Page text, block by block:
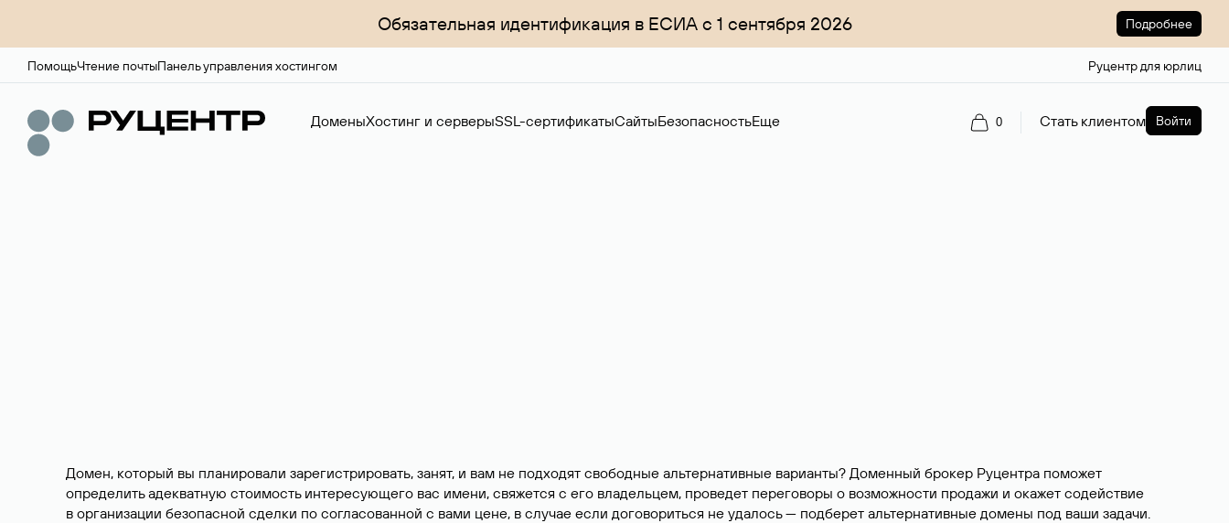
Обязательная идентификация в ЕСИА с 1 сентября 2026 Подробнее
ПомощьЧтение почтыПанель управления хостингом Руцентр для юрлиц
ДоменыХостинг и серверыSSL-сертификатыСайтыБезопасностьЕще 0 Стать клиентом Войти
Домен, который вы планировали зарегистрировать, занят, и вам не подходят свободные альтернативные варианты? Доменный брокер Руцентра поможет
определить адекватную стоимость интересующего вас имени, свяжется с его владельцем, проведет переговоры о возможности продажи и окажет содействие
в организации безопасной сделки по согласованной с вами цене, в случае если договориться не удалось — подберет альтернативные домены под ваши задачи.